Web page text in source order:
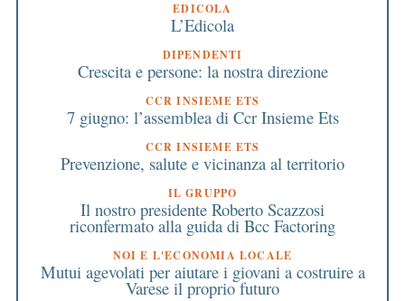
EDICOLA
L’Edicola
DIPENDENTI
Crescita e persone: la nostra direzione
CCR INSIEME ETS
7 giugno: l’assemblea di Ccr Insieme Ets
CCR INSIEME ETS
Prevenzione, salute e vicinanza al territorio
IL GRUPPO
Il nostro presidente Roberto Scazzosi
riconfermato alla guida di Bcc Factoring
NOI E L'ECONOMIA LOCALE
Mutui agevolati per aiutare i giovani a costruire a
Varese il proprio futuro